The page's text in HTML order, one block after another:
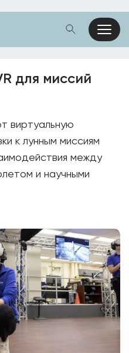
для миссий
виртуальную
к лунным миссиям
между
и научными